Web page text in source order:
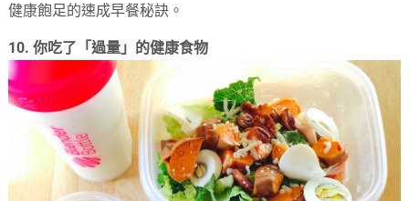
健康飽足的速成早餐秘訣。
10. 你吃了「過量」的健康食物